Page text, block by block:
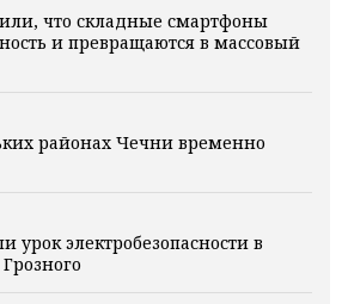
что складные смартфоны
и превращаются в массовый
районах Чечни временно
урок электробезопасности в